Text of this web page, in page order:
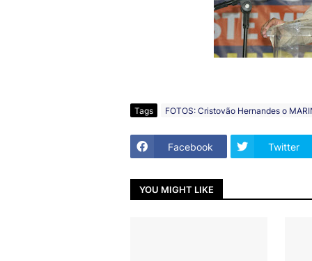
Tags FOTOS: Cristovão Hernandes o
Facebook Twitter
YOU MIGHT LIKE